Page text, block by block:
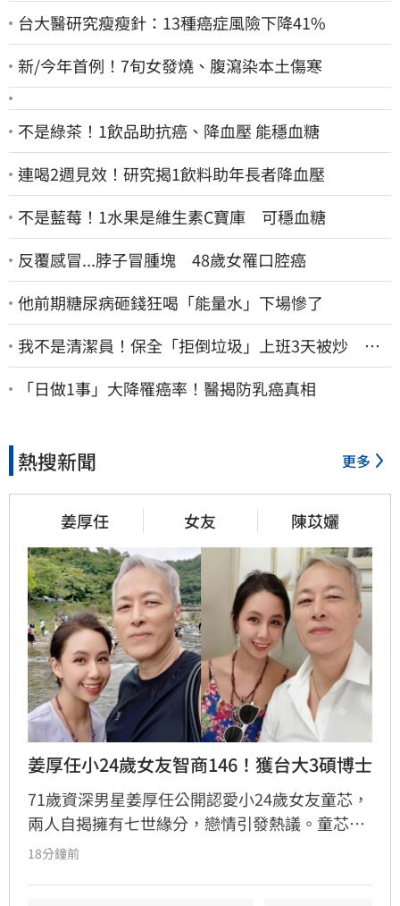
台大醫研究瘦瘦針：13種癌症風險下降41%
新/今年首例！7旬女發燒、腹瀉染本土傷寒
不是綠茶！1飲品助抗癌、降血壓 能穩血糖
連喝2週見效！研究揭1飲料助年長者降血壓
不是藍莓！1水果是維生素C寶庫 可穩血糖
反覆感冒...脖子冒腫塊 48歲女罹口腔癌
他前期糖尿病砸錢狂喝「能量水」下場慘了
我不是清潔員！保全「拒倒垃圾」上班3天被炒 找
法院討公道結果出爐
「日做1事」大降罹癌率！醫揭防乳癌真相
熱搜新聞 更多
姜厚任 女友 陳苡孋
姜厚任小24歲女友智商146！獲台大3碩博士
71歲資深男星姜厚任公開認愛小24歲女友童芯，
兩人自揭擁有七世緣分，戀情引發熱議。童芯被
譽為全方位學霸，擁有146高智商，不僅取得台
18分鐘前